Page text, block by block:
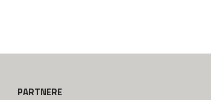
PARTNERE